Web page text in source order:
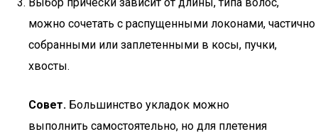
можно сочетать с распущенными локонами, частично
собранными или заплетенными в косы, пучки,
хвосты.
Совет. Большинство укладок можно
выполнить самостоятельно, но для плетения